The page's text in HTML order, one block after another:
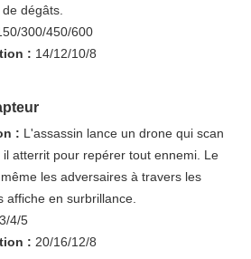
dégâts.
300/450/600
: 14/12/10/8
: L'assassin lance un drone qui scan
il atterrit pour repérer tout ennemi. Le
les adversaires à travers les
affiche en surbrillance.
4/5
: 20/16/12/8